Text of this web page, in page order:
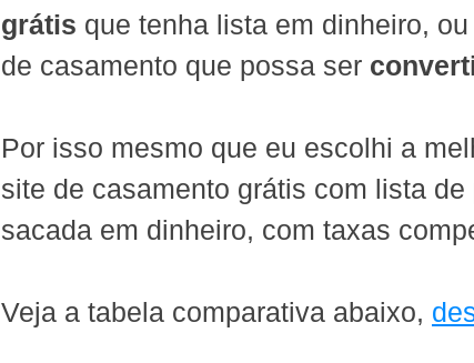
grátis que tenha lista em dinheiro, ou
de casamento que possa ser
Por isso mesmo que eu escolhi a
site de casamento grátis com lista
sacada em dinheiro, com taxas
Veja a tabela comparativa abaixo,